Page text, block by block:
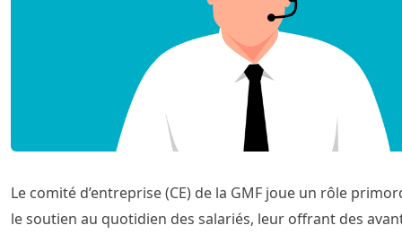
Le comité d’entreprise (CE) de la GMF joue un rôle
le soutien au quotidien des salariés, leur offrant des